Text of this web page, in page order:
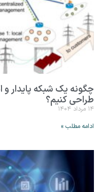
چگونه یک شبکه پایدار
طراحی کنیم؟
۱۴ مرداد ۱۴۰۴
ادامه مطلب »